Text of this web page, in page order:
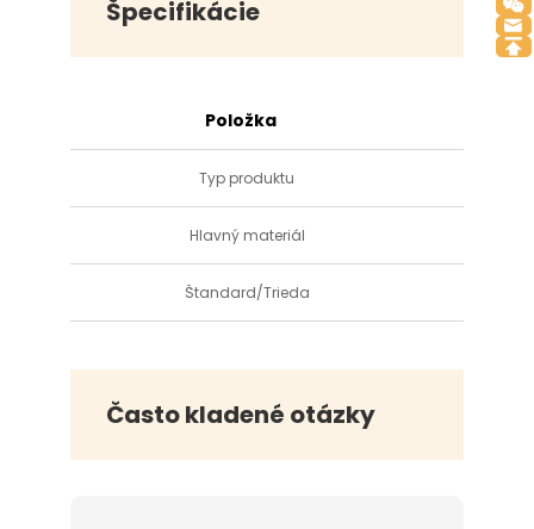
Špecifikácie
Položka
Typ produktu
Hlavný materiál
Štandard/Trieda
Často kladené otázky